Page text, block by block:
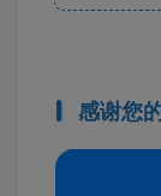
感谢您